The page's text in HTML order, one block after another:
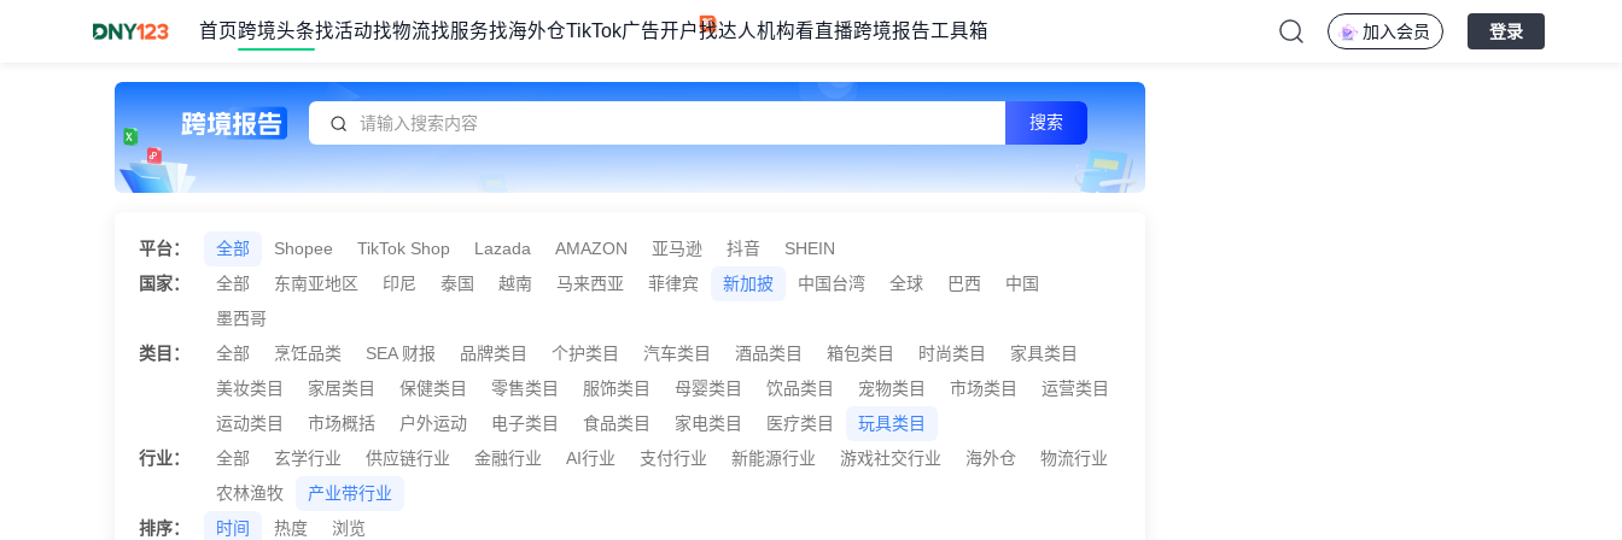
首页 跨境头条找活动找物流找服务找海外仓TikTok广告开户找达人机构看直播跨境报告工具箱 加入会员 登录
搜索
平台： 全部 Shopee TikTok Shop Lazada AMAZON 亚马逊 抖音
SHEIN
国家：
全部 东南亚地区 印尼 泰国 越南 马来西亚 菲律宾 新加披 中国台湾 全球 巴西
中国
墨西哥
类目：
全部 烹饪品类 SEA 财报 品牌类目 个护类目 汽车类目 酒品类目 箱包类目 时尚类目
家具类目
美妆类目
家居类目 保健类目 零售类目 服饰类目 母婴类目 饮品类目 宠物类目 市场类目
运营类目
运动类目
市场概括 户外运动 电子类目 食品类目 家电类目 医疗类目
玩具类目
行业：
全部 玄学行业 供应链行业 金融行业 AI行业 支付行业 新能源行业 游戏社交行业 海外仓
物流行业
农林渔牧
产业带行业
排序：
时间 热度 浏览